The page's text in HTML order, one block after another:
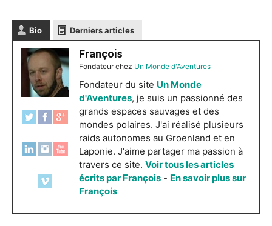
Bio Derniers articles
François
Fondateurchez Un Monde d'Aventures
Fondateur du site Un Monde
d'Aventures, je suis un passionné des
grands espaces sauvages et des
mondes polaires. J'ai réalisé plusieurs
raids autonomes au Groenland et en
Laponie. J'aime partager ma passion à
travers ce site. Voir tous les articles
écrits par François - En savoir plus sur
François